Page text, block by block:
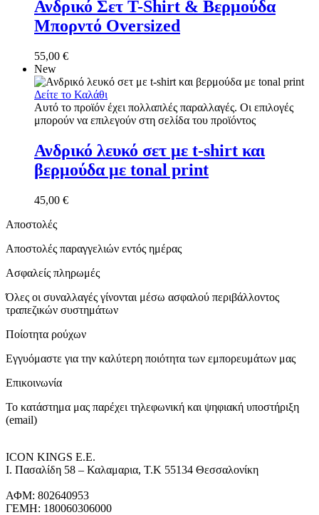
Ανδρικό Σετ T-Shirt & Βερμούδα
Μπορντό Oversized
55,00 €
New
Δείτε το Καλάθι
Αυτό το προϊόν έχει πολλαπλές παραλλαγές. Οι επιλογές
μπορούν να επιλεγούν στη σελίδα του προϊόντος
Ανδρικό λευκό σετ με t-shirt και
βερμούδα με tonal print
45,00 €
Αποστολές
Αποστολές παραγγελιών εντός ημέρας
Ασφαλείς πληρωμές
Όλες οι συναλλαγές γίνονται μέσω ασφαλού περιβάλλοντος
τραπεζικών συστημάτων
Ποίοτητα ρούχων
Εγγυόμαστε για την καλύτερη ποιότητα των εμπορευμάτων μας
Επικοινωνία
Το κατάστημα μας παρέχει τηλεφωνική και ψηφιακή υποστήριξη
(email)
ICON KINGS Ε.Ε.
Ι. Πασαλίδη 58 – Καλαμαρια, Τ.Κ 55134 Θεσσαλονίκη
ΑΦΜ: 802640953
ΓΕΜΗ: 180060306000